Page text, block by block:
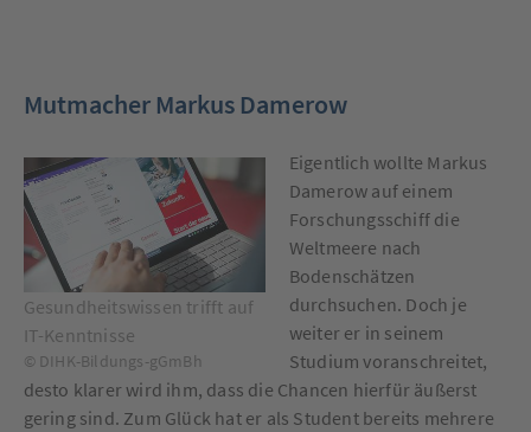
Mutmacher Markus Damerow
Gesundheitswissen trifft auf
IT-Kenntnisse
© DIHK-Bildungs-gGmBh
Eigentlich wollte Markus
Damerow auf einem
Forschungsschiff die
Weltmeere nach
Bodenschätzen
durchsuchen. Doch je
weiter er in seinem
Studium voranschreitet,
desto klarer wird ihm, dass die Chancen hierfür äußerst
gering sind. Zum Glück hat er als Student bereits mehrere